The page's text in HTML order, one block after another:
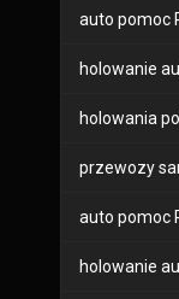
auto pomoc
holowanie
holowania
przewozy
auto pomoc
holowanie